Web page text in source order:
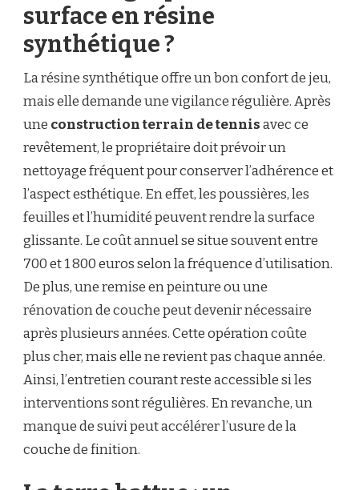
surface en résine
synthétique ?
La résine synthétique offre un bon confort de jeu,
mais elle demande une vigilance régulière. Après
une construction terrain de tennisavec ce
revêtement, le propriétaire doit prévoir un
nettoyage fréquent pour conserver l’adhérence et
l’aspect esthétique. En effet, les poussières, les
feuilles et l’humidité peuvent rendre la surface
glissante. Le coût annuel se situe souvent entre
700 et 1 800 euros selon la fréquence d’utilisation.
De plus, une remise en peinture ou une
rénovation de couche peut devenir nécessaire
après plusieurs années. Cette opération coûte
plus cher, mais elle ne revient pas chaque année.
Ainsi, l’entretien courant reste accessible si les
interventions sont régulières. En revanche, un
manque de suivi peut accélérer l’usure de la
couche de finition.